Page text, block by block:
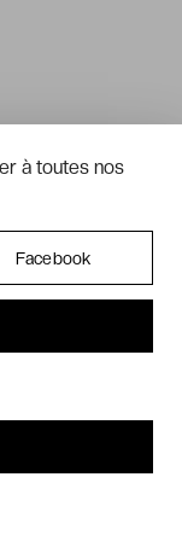
à toutes nos
Facebook
votre